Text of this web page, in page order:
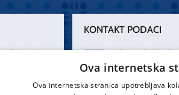
darivanja
od
KONTAKT PODACI
Centrala Firule
021 556 111
Ova internetska
Ova internetska stranica upotrebljava